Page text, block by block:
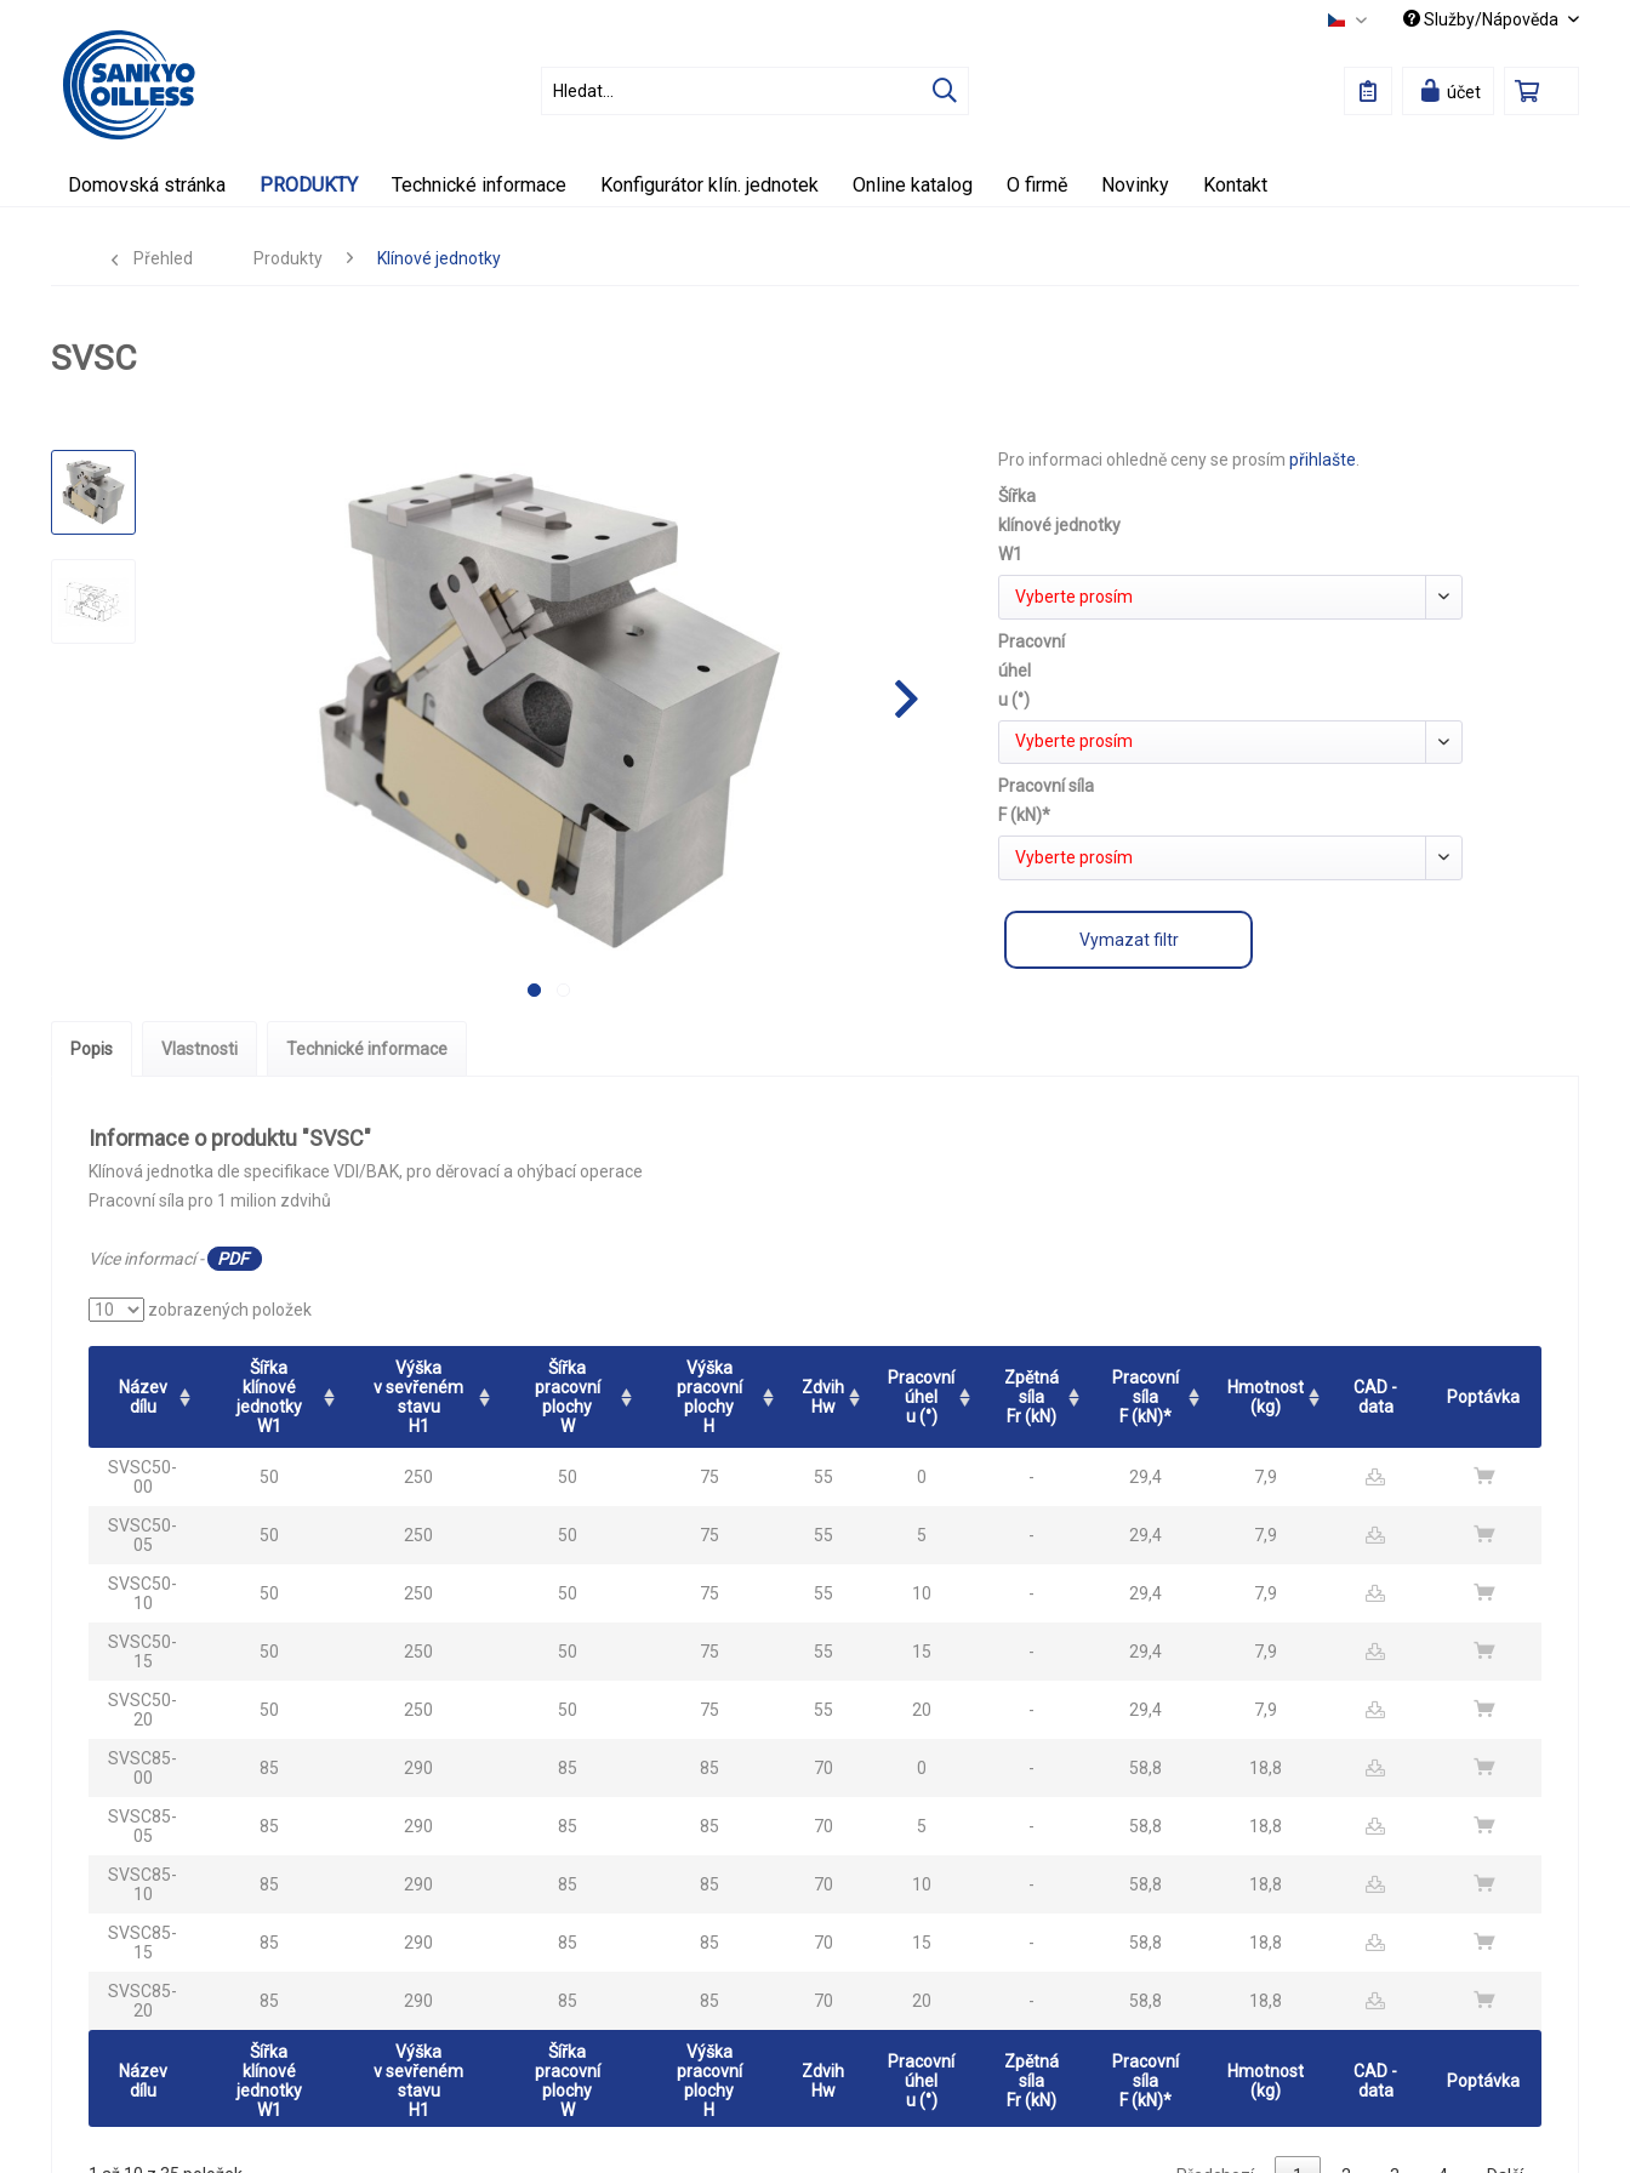
Česky Služby/Nápověda
účet
Domovská stránka PRODUKTY Technické informace Konfigurátor klín. jednotek Online katalog O firmě Novinky Kontakt
Přehled Produkty Klínové jednotky
SVSC
Pro informaci ohledně ceny se prosímpřihlašte
Šířka
klínové jednotky
W1
Vyberte prosím
Pracovní
úhel
u (°)
Vyberte prosím
Pracovní síla
F (kN)*
Vyberte prosím
Vymazat filtr
Popis Vlastnosti Technické informace
Informace o produktu "SVSC"
Klínová jednotka dle specifikace VDI/BAK, pro děrovací a ohýbací operace
Pracovní síla pro 1 milion zdvihů
Více informací - PDF
zobrazených položek
Název
dílu
Šířka
klínové
jednotky
W1
Výška
v sevřeném
stavu
H1
Šířka
pracovní
plochy
W
Výška
pracovní
plochy
H
Zdvih
Hw
Pracovní
úhel
u (°)
Zpětná
síla
Fr (kN)
Pracovní
síla
F (kN)*
Hmotnost
(kg)
CAD -
data
Poptávka
SVSC50-
00
50 250 50 75 55 0 - 29,4 7,9
SVSC50-
05
50 250 50 75 55 5 - 29,4 7,9
SVSC50-
10
50 250 50 75 55 10 - 29,4 7,9
SVSC50-
15
50 250 50 75 55 15 - 29,4 7,9
SVSC50-
20
50 250 50 75 55 20 - 29,4 7,9
SVSC85-
00
85 290 85 85 70 0 - 58,8 18,8
SVSC85-
05
85 290 85 85 70 5 - 58,8 18,8
SVSC85-
10
85 290 85 85 70 10 - 58,8 18,8
SVSC85-
15
85 290 85 85 70 15 - 58,8 18,8
SVSC85-
20
85 290 85 85 70 20 - 58,8 18,8
Název
dílu
Šířka
klínové
jednotky
W1
Výška
v sevřeném
stavu
H1
Šířka
pracovní
plochy
W
Výška
pracovní
plochy
H
Zdvih
Hw
Pracovní
úhel
u (°)
Zpětná
síla
Fr (kN)
Pracovní
síla
F (kN)*
Hmotnost
(kg)
CAD -
data
Poptávka